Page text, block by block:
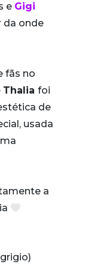
e Gigi
da onde
fãs no
Thalia foi
de
usada
a